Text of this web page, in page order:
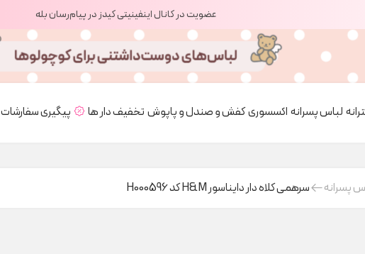
عضویت در کانال اینفینیتی کیدز در پیام‌رسان بله
لباس پسرانه اکسسوریکفش و صندل و پاپوش تخفیف دار ها پیگیری سفارشات
پسرانه سرهمی کلاه دار دایناسور H&M کد H000596